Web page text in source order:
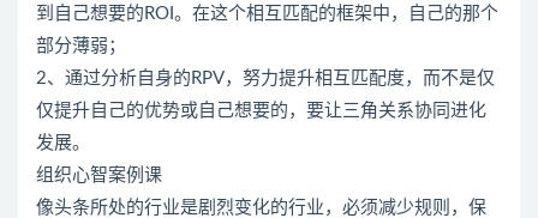
到自己想要的ROI。在这个相互匹配的框架中，自己的那个
部分薄弱；
2、通过分析自身的RPV，努力提升相互匹配度，而不是仅
仅提升自己的优势或自己想要的，要让三角关系协同进化
发展。
组织心智案例课
像头条所处的行业是剧烈变化的行业，必须减少规则，保